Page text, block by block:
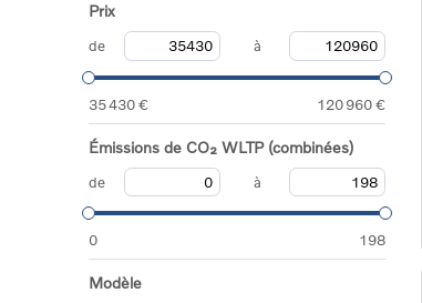
Prix
de à
35 430 € 120 960 €
Émissions de CO₂ WLTP (combinées)
de à
0 198
Modèle